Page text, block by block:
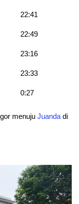
22:41
22:49
23:16
23:33
0:27
menuju Juanda di